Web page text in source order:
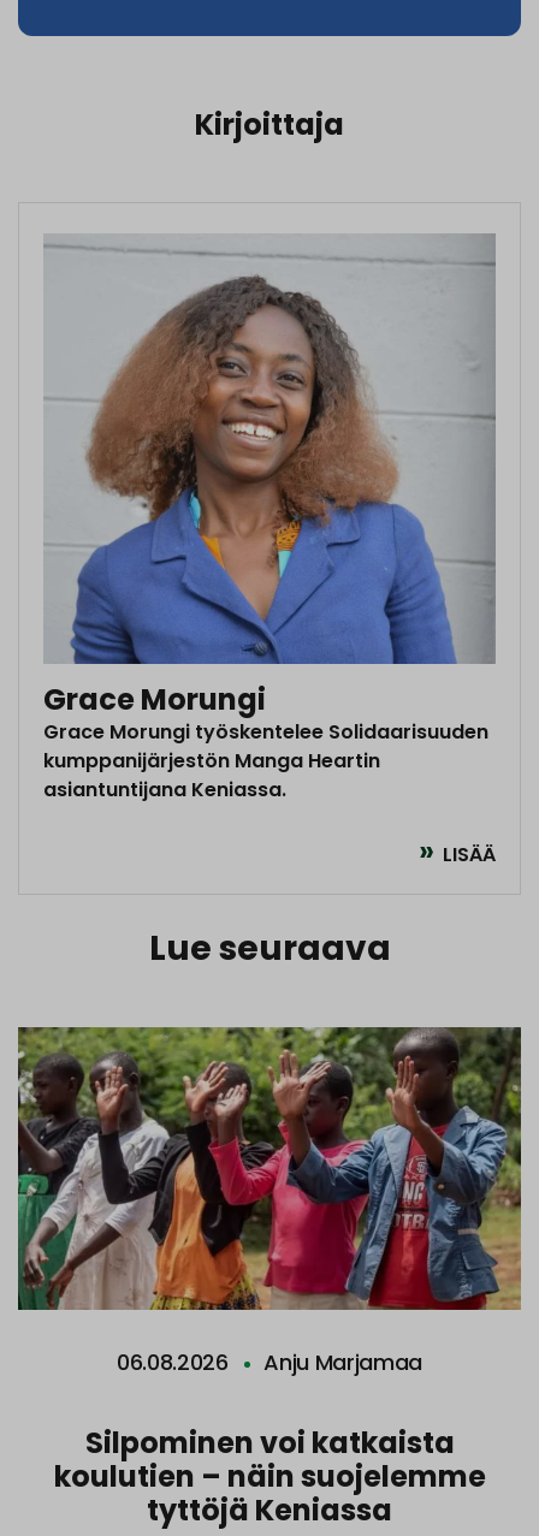
Kirjoittaja
Grace Morungi
Grace Morungi työskentelee Solidaarisuuden
kumppanijärjestön Manga Heartin
asiantuntijana Keniassa.
LISÄÄ
Lue seuraava
06.08.2026 Anju Marjamaa
Silpominen voi katkaista
koulutien – näin suojelemme
tyttöjä Keniassa